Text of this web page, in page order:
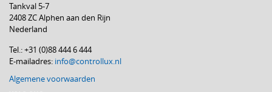
Tankval 5-7
2408 ZC Alphen aan den Rijn
Nederland
Tel.: +31 (0)88 444 6 444
E-mailadres: info@controllux.nl
Algemene voorwaarden